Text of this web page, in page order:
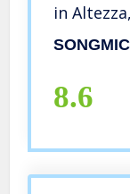
in
Libera,
Nero
8.6